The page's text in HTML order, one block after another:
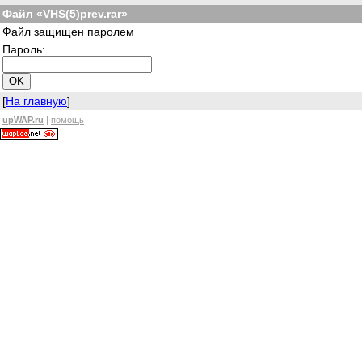
Файл «VHS(5)prev.rar»
Файл защищен паролем
Пароль:
[На главную]
upWAP.ru | помощь